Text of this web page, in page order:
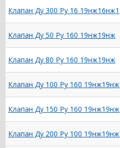
Клапан Ду 300 Ру 16 19нж16нж1
Клапан Ду 50 Ру 160 19нж19нж
Клапан Ду 80 Ру 160 19нж19нж
Клапан Ду 100 Ру 160 19нж19нж
Клапан Ду 150 Ру 160 19нж19нж
Клапан Ду 200 Ру 100 19нж19нж